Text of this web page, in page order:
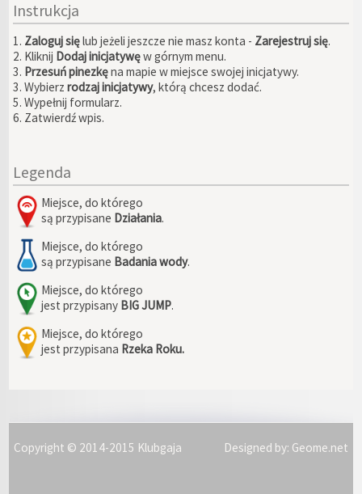
Instrukcja
1. Zaloguj sięlub jeżeli jeszcze nie masz konta - Zarejestruj się.
2. Kliknij Dodaj inicjatywęw górnym menu.
3. Przesuń pinezkęna mapie w miejsce swojej inicjatywy.
3. Wybierzrodzaj inicjatywy, którą chcesz dodać.
5. Wypełnij formularz.
6. Zatwierdź wpis.
Legenda
Miejsce, do którego
są przypisane Działania.
Miejsce, do którego
są przypisane Badania wody.
Miejsce, do którego
jest przypisany BIG JUMP.
Miejsce, do którego
jest przypisana Rzeka Roku.
Designed by: Geome.net
Copyright © 2014-2015 Klubgaja